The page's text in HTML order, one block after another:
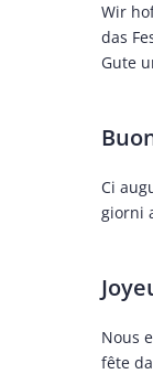
Wir
das
Gute
Ci
giorni
Nous
fête